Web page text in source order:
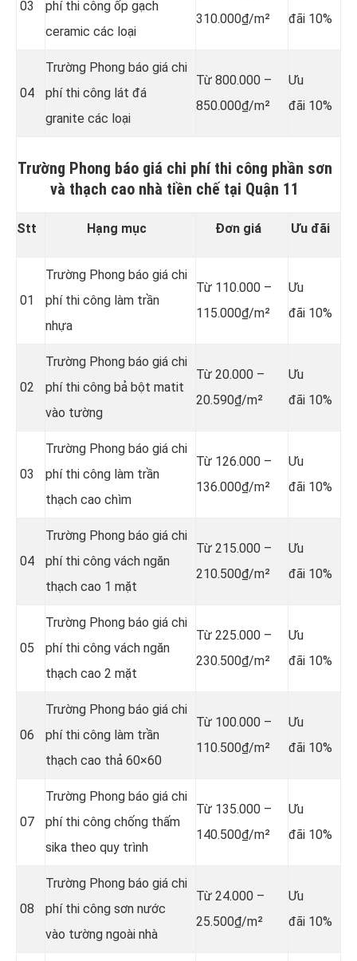
03
phí thi công ốp gạch
ceramic các loại
310.000₫/m²
đãi 10%
04
Trường Phong báo giá chi
phí thi công lát đá
granite các loại
Từ 800.000 –
850.000₫/m²
Ưu
đãi 10%
Trường Phong báo giá chi phí thi công phần sơn
và thạch cao nhà tiền chế tại Quận 11
Stt Hạng mục Đơn giá Ưu đãi
01
Trường Phong báo giá chi
phí thi công làm trần
nhựa
Từ 110.000 –
115.000₫/m²
Ưu
đãi 10%
02
Trường Phong báo giá chi
phí thi công bả bột matit
vào tường
Từ 20.000 –
20.590₫/m²
Ưu
đãi 10%
03
Trường Phong báo giá chi
phí thi công làm trần
thạch cao chìm
Từ 126.000 –
136.000₫/m²
Ưu
đãi 10%
04
Trường Phong báo giá chi
phí thi công vách ngăn
thạch cao 1 mặt
Từ 215.000 –
210.500₫/m²
Ưu
đãi 10%
05
Trường Phong báo giá chi
phí thi công vách ngăn
thạch cao 2 mặt
Từ 225.000 –
230.500₫/m²
Ưu
đãi 10%
06
Trường Phong báo giá chi
phí thi công làm trần
thạch cao thả 60×60
Từ 100.000 –
110.500₫/m²
Ưu
đãi 10%
07
Trường Phong báo giá chi
phí thi công chống thấm
sika theo quy trình
Từ 135.000 –
140.500₫/m²
Ưu
đãi 10%
08
Trường Phong báo giá chi
phí thi công sơn nước
vào tường ngoài nhà
Từ 24.000 –
25.500₫/m²
Ưu
đãi 10%